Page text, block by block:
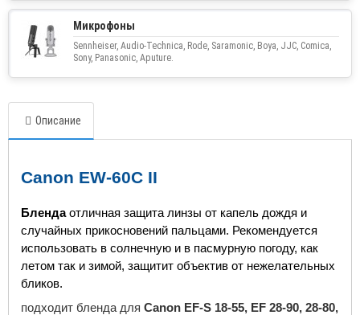
Микрофоны
Sennheiser, Audio-Technica, Rode, Saramonic, Boya, JJC, Comica,
Sony, Panasonic, Aputure.
Описание
Canon EW-60C II
Блендаотличная защита линзы от капель дождя и
случайных прикосновений пальцами. Рекомендуется
использовать в солнечную и в пасмурную погоду, как
летом так и зимой, защитит объектив от нежелательных
бликов.
подходит бленда для Canon EF-S 18-55, EF 28-90, 28-80,